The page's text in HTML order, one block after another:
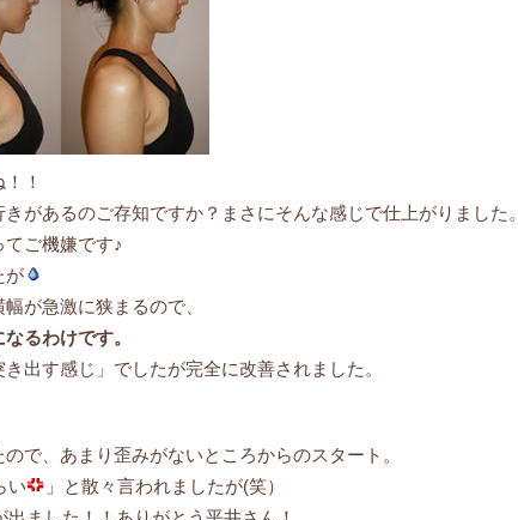
！
があるのご存知ですか？まさにそんな感じで仕上がりました。
ご機嫌です♪
が
が急激に狭まるので、
るわけです。
出す感じ」でしたが完全に改善されました。
で、あまり歪みがないところからのスタート。
い
」と散々言われましたが(笑）